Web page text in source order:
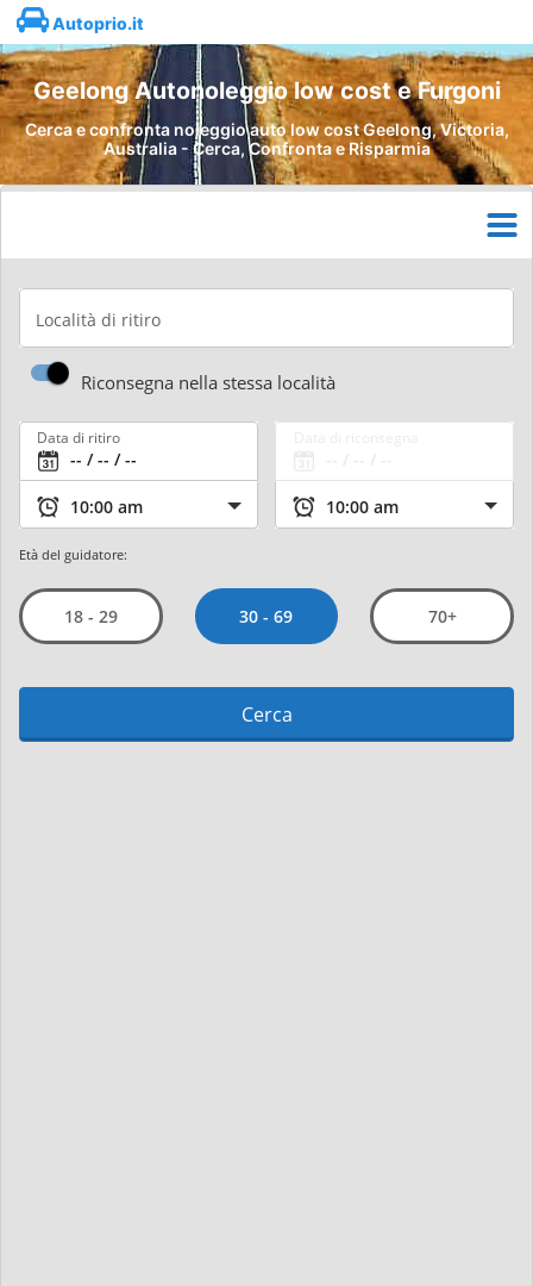
Autoprio.it
Geelong Autonoleggio low cost e Furgoni
Cerca e confronta noleggio auto low cost Geelong, Victoria,
Australia - Cerca, Confronta e Risparmia
Località di ritiro
Riconsegna nella stessa località
Data di ritiro
Età del guidatore:
18 - 29 30 - 69 70+
Cerca